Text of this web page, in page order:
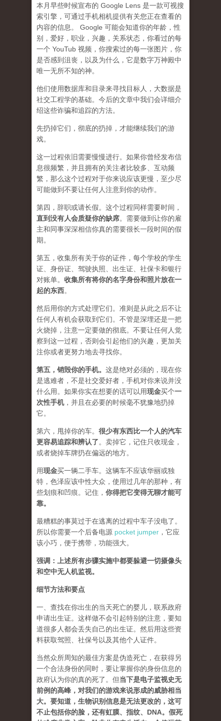
本月早些时候宣布的 Google Lens 是一款可视搜
索引擎，可通过手机相机提供有关您正在查看的
内容的信息。 Google 可能会知道你的年龄，性
别，爱好，职业，兴趣，关系状态，你看过的每
一个 YouTub 视频，你搜索过的每一张图片，你
是否感到沮丧，以及为什么，它是数字万神殿中
唯一无所不知的神。
他们使用数据库和目录来寻找目标人，大数据是
社交工程学的基础。今后的文章中我们会详细介
绍这些诈骗和追踪的方法。
先扔掉它们，彻底的扔掉，才能继续我们的游
戏。
这一过程依旧需要慢慢进行。如果你曾经发布信
息很频繁，并且拥有的关注者比较多、互动频
繁，那么这个过程对于你来说应该更慢，至少尽
可能做到不要让任何人注意到你的动作。
第四，辞职或请长假。这个过程同样需要时间，
直到没有人会质疑你的缺席。需要做到让你的雇
主和同事深深相信你真的需要很长一段时间的假
期。
第五，收集所有关于你的证件，每个学校的学生
证、身份证、驾驶执照、出生证、社保卡和银行
对账单。 收集所有将你的名字身份和照片放在一
起的东西。
然后用你的方式处理它们。准则是从此之后不让
任何人有机会获取到它们。不管是深埋还是一把
火烧掉，注意一定要做的彻底。不要让任何人觉
察到这一过程，否则会引起他们的兴趣，更加关
注你或者更努力地去寻找你。
第五， 销毁你的手机。 这是绝对必须的，现在你
是逃难者，不是社交爱好者，手机对你来说并没
什么用。如果你实在想要的话可以用现金买个一
次性手机，并且在必要的时候毫不犹豫地扔掉
它。
第六，甩掉你的车。 很少有东西比一个人的汽车
更容易追踪和辨认了。卖掉它，记住只收现金，
或者烧掉车牌扔在偏远的地方。
用现金买一辆二手车。这辆车不应该华丽或独
特，色泽应该中性大众，使用过几年的那种，有
些划痕和凹痕。记住， 你得把它变得无聊才能可
靠。
最糟糕的事莫过于在逃离的过程中车子没电了。
所以你需要一个后备电源 pocket jumper ，它应
该小巧，便于携带，功能强大。
强调：上述所有步骤实施中都要躲避一切摄像头
和空中无人机监视。
细节方法和要点
一、查找在你出生的当天死亡的婴儿，联系政府
申请出生证。这样做不会引起特别的注意，要知
道很多人都会丢失自己的出生证。然后用这些资
料获取驾照、社保号以及其他个人证件。
当然众所周知的最佳方案是伪造死亡，在获得另
一个合法身份的同时，要让掌握你的身份信息的
政府认为你的真的死了。但当下是电子监视史无
前例的高峰，对我们的游戏来说形成的威胁相当
大。要知道，生物识别信息是无法更改的，这可
不止包括你的脸，还有虹膜、指纹、DNA。假死